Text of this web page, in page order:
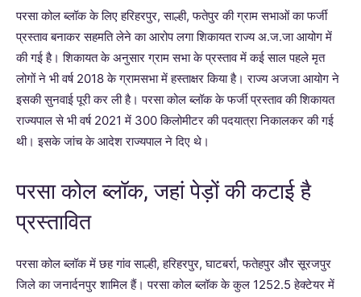
परसा कोल ब्लॉक के लिए हरिहरपुर, साल्ही, फतेपुर की ग्राम सभाओं का फर्जी
प्रस्ताव बनाकर सहमति लेने का आरोप लगा शिकायत राज्य अ.ज.जा आयोग में
की गई है। शिकायत के अनुसार ग्राम सभा के प्रस्ताव में कई साल पहले मृत
लोगों ने भी वर्ष 2018 के ग्रामसभा में हस्ताक्षर किया है। राज्य अजजा आयोग ने
इसकी सुनवाई पूरी कर ली है। परसा कोल ब्लॉक के फर्जी प्रस्ताव की शिकायत
राज्यपाल से भी वर्ष 2021 में 300 किलोमीटर की पदयात्रा निकालकर की गई
थी। इसके जांच के आदेश राज्यपाल ने दिए थे।
परसा कोल ब्लॉक, जहां पेड़ों की कटाई है
प्रस्तावित
परसा कोल ब्लॉक में छह गांव साल्ही, हरिहरपुर, घाटबर्रा, फतेहपुर और सूरजपुर
जिले का जनार्दनपुर शामिल हैं। परसा कोल ब्लॉक के कुल 1252.5 हेक्टेयर में